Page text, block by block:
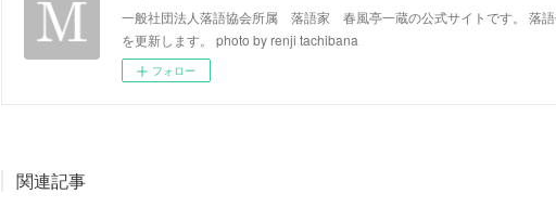
一般社団法人落語協会所属 落語家 春風亭一蔵の公式サイトです。 落
を更新します。 photo by renji tachibana
フォロー
関連記事